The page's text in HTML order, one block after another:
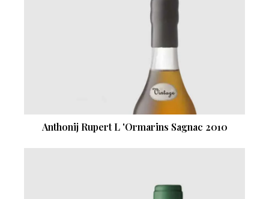
Anthonij Rupert L 'Ormarins Sagnac 2010